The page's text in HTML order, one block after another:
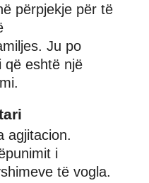
përpjekje për të
Ju po
që eshtë një
agjitacion.
i
të vogla.